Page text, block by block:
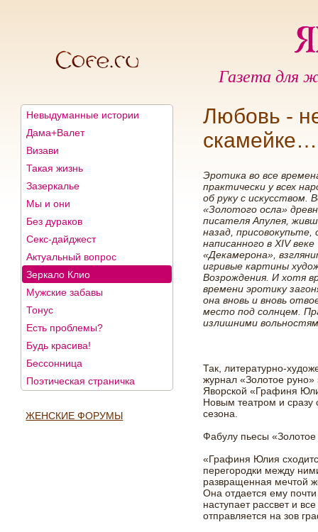
Газета для
Невыдуманные истории
Дама+Валет
Визави
Такая жизнь
Зазеркалье
Мы и они
Без дураков
Секс-дайджест
Актуальный вопрос
Зеркало Клио
Мужские забавы
Тонус
Есть проблемы?
Будь красива!
Бессонница
Поэтическая страничка
ЖЕНСКИЕ ФОРУМЫ
Любовь -
скамейке…
Эротика во все
практически у всех
об руку с искусством.
«Золотого осла»
писателя Апулея,
назад, присовокупьте,
написанного в XIV веке
«Декамерона»,
игривые картины
Возрождения. И хотя
времени эротику
она вновь и вновь
место под солнцем.
излишними
Так, литературно-
журнал «Золотое руно»
Яворской «Графиня
Новым театром и сразу
сезона.
Фабулу пьесы
«Графиня Юлия
перегородки между
развращенная мечтой
Она отдается ему
наступает рассвет и
отправляется на зов